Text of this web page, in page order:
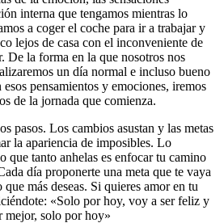
interna que tengamos mientras lo
a coger el coche para ir a trabajar y
lejos de casa con el inconveniente de
De la forma en la que nosotros nos
un día normal e incluso bueno
pensamientos y emociones, iremos
de la jornada que comienza.
pasos. Los cambios asustan y las metas
la apariencia de imposibles. Lo
que tanto anhelas es enfocar tu camino
día proponerte una meta que te vaya
más deseas. Si quieres amor en tu
«Solo por hoy, voy a ser feliz y
mejor, solo por hoy»